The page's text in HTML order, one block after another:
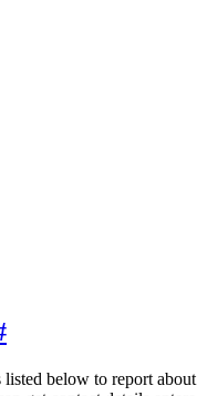
below to report